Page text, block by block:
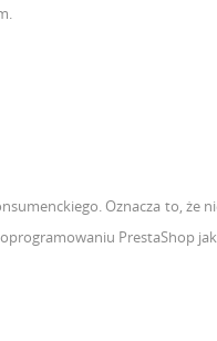
Oznacza to,
PrestaShop